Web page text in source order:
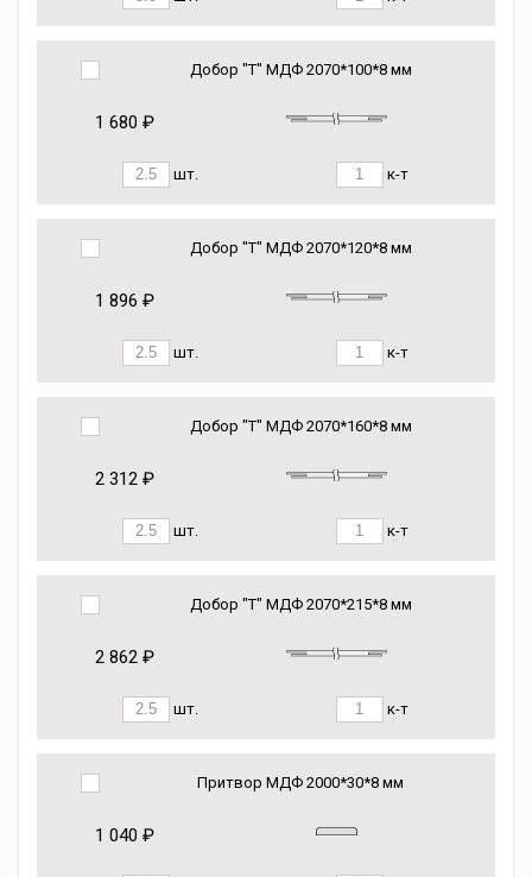
Добор "Т" МДФ 2070*100*8 мм
1 680 ₽
шт. к-т
Добор "Т" МДФ 2070*120*8 мм
1 896 ₽
шт. к-т
Добор "Т" МДФ 2070*160*8 мм
2 312 ₽
шт. к-т
Добор "Т" МДФ 2070*215*8 мм
2 862 ₽
шт. к-т
Притвор МДФ 2000*30*8 мм
1 040 ₽